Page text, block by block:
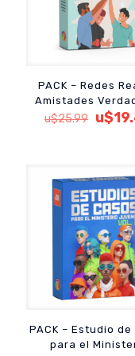
PACK – Redes
Amistades
u$25.99 El
u$
PACK – Estudio de
para el